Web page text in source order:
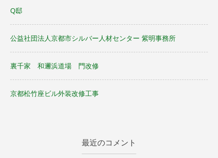
Q邸
公益社団法人京都市シルバー人材センター 紫明事務所
裏千家 和邇浜道場 門改修
京都松竹座ビル外装改修工事
最近のコメント